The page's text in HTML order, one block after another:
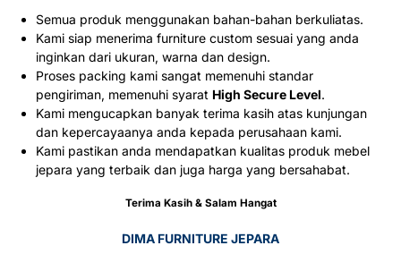
Semua produk menggunakan bahan-bahan berkuliatas.
Kami siap menerima furniture custom sesuai yang anda
inginkan dari ukuran, warna dan design.
Proses packing kami sangat memenuhi standar
pengiriman, memenuhi syarat High Secure Level.
Kami mengucapkan banyak terima kasih atas kunjungan
dan kepercayaanya anda kepada perusahaan kami.
Kami pastikan anda mendapatkan kualitas produk mebel
jepara yang terbaik dan juga harga yang bersahabat.
Terima Kasih & Salam Hangat
DIMA FURNITURE JEPARA